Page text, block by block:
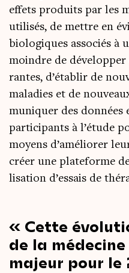
effets pro­duits par les
uti­li­sés, de mettre en
bio­lo­giques asso­ciés à
moindre de
rantes, d’établir de
mala­dies et de
mu­ni­quer des
par­ti­ci­pants à l’étude
moyens d’améliorer
créer une pla­te­forme
li­sa­tion d’essais de
Cette
de la
majeur pour le